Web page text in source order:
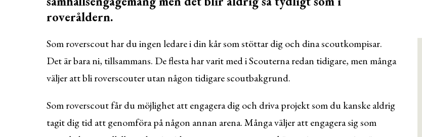
roveråldern.
Som roverscout har du ingen ledare i din kår som stöttar dig och dina scoutkompisar.
Det är bara ni, tillsammans. De flesta har varit med i Scouterna redan tidigare, men många
väljer att bli roverscouter utan någon tidigare scoutbakgrund.
Som roverscout får du möjlighet att engagera dig och driva projekt som du kanske aldrig
tagit dig tid att genomföra på någon annan arena. Många väljer att engagera sig som